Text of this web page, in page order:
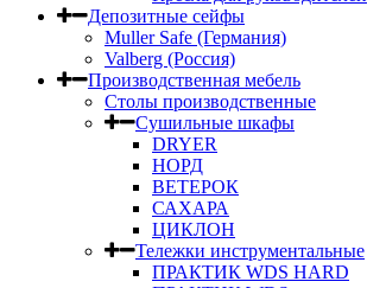
Депозитные сейфы
Muller Safe (Германия)
Valberg (Россия)
Производственная мебель
Столы производственные
Сушильные шкафы
DRYER
НОРД
ВЕТЕРОК
САХАРА
ЦИКЛОН
Тележки инструментальные
ПРАКТИК WDS HARD